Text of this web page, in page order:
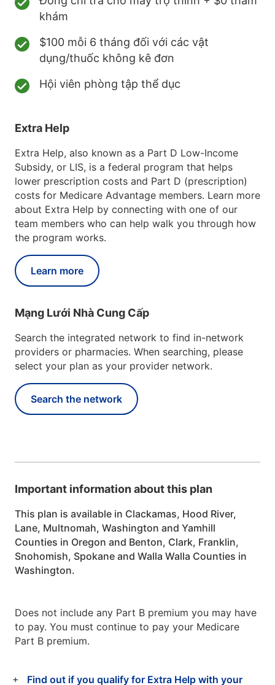
khám
$100 mỗi 6 tháng đối với các vật
dụng/thuốc không kê đơn
Hội viên phòng tập thể dục
Extra Help
Extra Help, also known as a Part D Low-Income
Subsidy, or LIS, is a federal program that helps
lower prescription costs and Part D (prescription)
costs for Medicare Advantage members. Learn more
about Extra Help by connecting with one of our
team members who can help walk you through how
the program works.
Learn more
Mạng Lưới Nhà Cung Cấp
Search the integrated network to find in-network
providers or pharmacies. When searching, please
select your plan as your provider network.
Search the network
Important information about this plan
This plan is available in Clackamas, Hood River,
Lane, Multnomah, Washington and Yamhill
Counties in Oregon and Benton, Clark, Franklin,
Snohomish, Spokane and Walla Walla Counties in
Washington.
Does not include any Part B premium you may have
to pay. You must continue to pay your Medicare
Part B premium.
Find out if you qualify for Extra Help with your